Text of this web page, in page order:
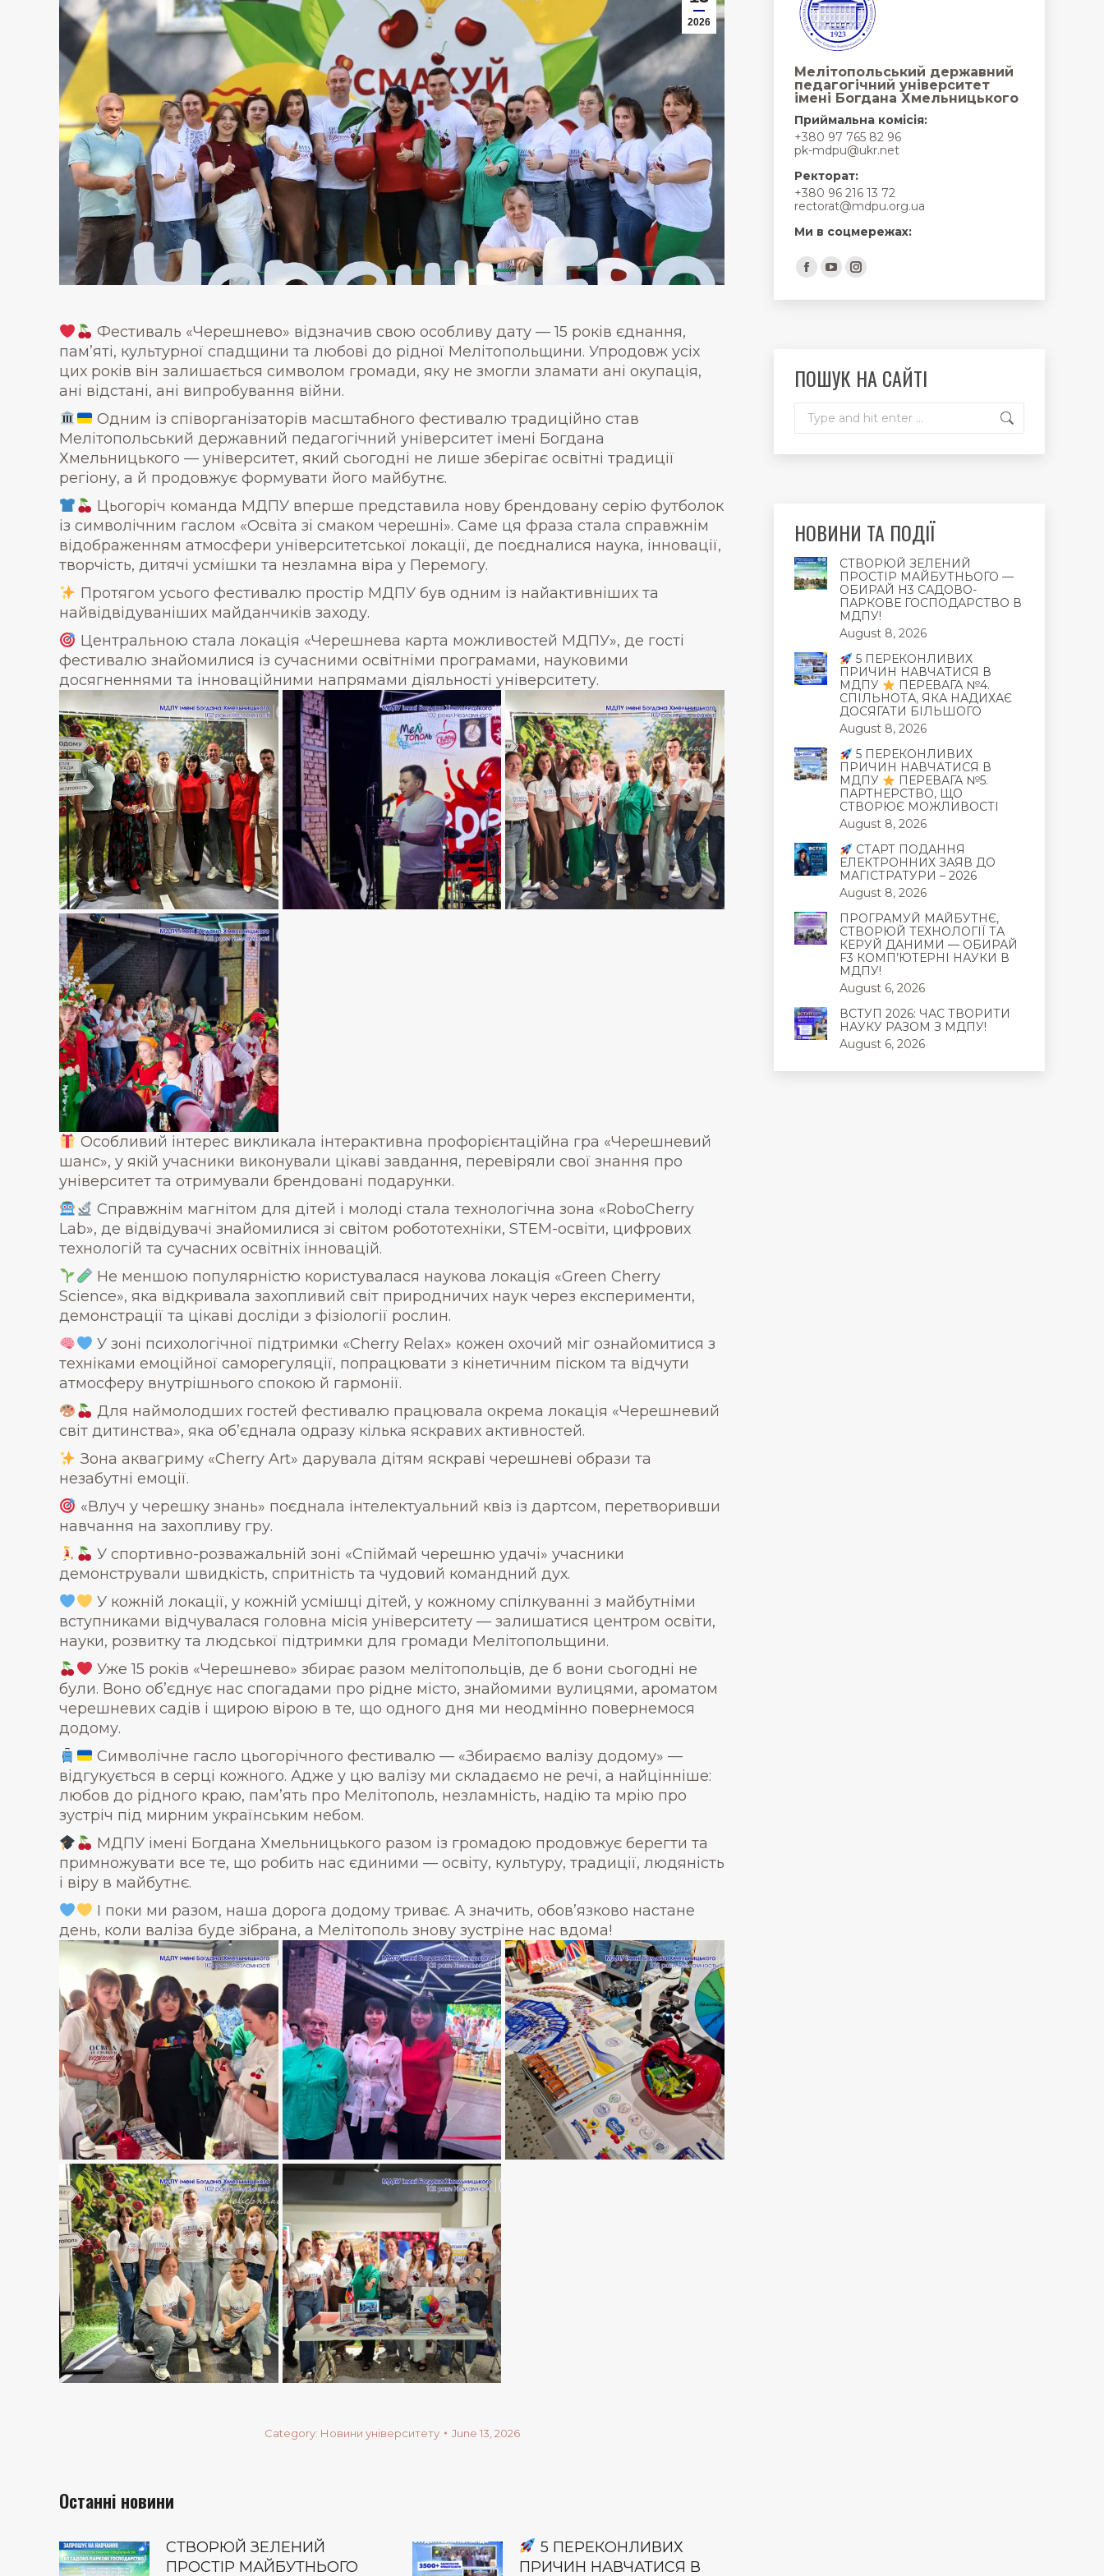
2026
Фестиваль «Черешнево» відзначив свою особливу дату — 15 років єднання,
пам’яті, культурної спадщини та любові до рідної Мелітопольщини. Упродовж усіх
цих років він залишається символом громади, яку не змогли зламати ані окупація,
ані відстані, ані випробування війни.
Одним із співорганізаторів масштабного фестивалю традиційно став
Мелітопольський державний педагогічний університет імені Богдана
Хмельницького — університет, який сьогодні не лише зберігає освітні традиції
регіону, а й продовжує формувати його майбутнє.
Цьогоріч команда МДПУ вперше представила нову брендовану серію футболок
із символічним гаслом «Освіта зі смаком черешні». Саме ця фраза стала справжнім
відображенням атмосфери університетської локації, де поєдналися наука, інновації,
творчість, дитячі усмішки та незламна віра у Перемогу.
Протягом усього фестивалю простір МДПУ був одним із найактивніших та
найвідвідуваніших майданчиків заходу.
Центральною стала локація «Черешнева карта можливостей МДПУ», де гості
фестивалю знайомилися із сучасними освітніми програмами, науковими
досягненнями та інноваційними напрямами діяльності університету.
Особливий інтерес викликала інтерактивна профорієнтаційна гра «Черешневий
шанс», у якій учасники виконували цікаві завдання, перевіряли свої знання про
університет та отримували брендовані подарунки.
Справжнім магнітом для дітей і молоді стала технологічна зона «RoboCherry
Lab», де відвідувачі знайомилися зі світом робототехніки, STEM-освіти, цифрових
технологій та сучасних освітніх інновацій.
Не меншою популярністю користувалася наукова локація «Green Cherry
Science», яка відкривала захопливий світ природничих наук через експерименти,
демонстрації та цікаві досліди з фізіології рослин.
У зоні психологічної підтримки «Cherry Relax» кожен охочий міг ознайомитися з
техніками емоційної саморегуляції, попрацювати з кінетичним піском та відчути
атмосферу внутрішнього спокою й гармонії.
Для наймолодших гостей фестивалю працювала окрема локація «Черешневий
світ дитинства», яка об’єднала одразу кілька яскравих активностей.
Зона аквагриму «Cherry Art» дарувала дітям яскраві черешневі образи та
незабутні емоції.
«Влуч у черешку знань» поєднала інтелектуальний квіз із дартсом, перетворивши
навчання на захопливу гру.
У спортивно-розважальній зоні «Спіймай черешню удачі» учасники
демонстрували швидкість, спритність та чудовий командний дух.
У кожній локації, у кожній усмішці дітей, у кожному спілкуванні з майбутніми
вступниками відчувалася головна місія університету — залишатися центром освіти,
науки, розвитку та людської підтримки для громади Мелітопольщини.
Уже 15 років «Черешнево» збирає разом мелітопольців, де б вони сьогодні не
були. Воно об’єднує нас спогадами про рідне місто, знайомими вулицями, ароматом
черешневих садів і щирою вірою в те, що одного дня ми неодмінно повернемося
додому.
Символічне гасло цьогорічного фестивалю — «Збираємо валізу додому» —
відгукується в серці кожного. Адже у цю валізу ми складаємо не речі, а найцінніше:
любов до рідного краю, пам’ять про Мелітополь, незламність, надію та мрію про
зустріч під мирним українським небом.
МДПУ імені Богдана Хмельницького разом із громадою продовжує берегти та
примножувати все те, що робить нас єдиними — освіту, культуру, традиції, людяність
і віру в майбутнє.
І поки ми разом, наша дорога додому триває. А значить, обов’язково настане
день, коли валіза буде зібрана, а Мелітополь знову зустріне нас вдома!
Category: Новини університету June 13, 2026
Останні новини
СТВОРЮЙ ЗЕЛЕНИЙ
ПРОСТІР МАЙБУТНЬОГО
5 ПЕРЕКОНЛИВИХ
ПРИЧИН НАВЧАТИСЯ В
Мелітопольський державний
педагогічний університет
імені Богдана Хмельницького
Приймальна комісія:
+380 97 765 82 96
pk-mdpu@ukr.net
Ректорат:
+380 96 216 13 72
rectorat@mdpu.org.ua
Ми в соцмережах:
Find us on:
Facebook
page
window
YouTube
page
window
Instagram
page
window
ПОШУК НА САЙТІ
НОВИНИ ТА ПОДІЇ
СТВОРЮЙ ЗЕЛЕНИЙ
ПРОСТІР МАЙБУТНЬОГО —
ОБИРАЙ Н3 САДОВО-
ПАРКОВЕ ГОСПОДАРСТВО В
МДПУ!
August 8, 2026
5 ПЕРЕКОНЛИВИХ
ПРИЧИН НАВЧАТИСЯ В
МДПУ
ПЕРЕВАГА №4.
СПІЛЬНОТА, ЯКА НАДИХАЄ
ДОСЯГАТИ БІЛЬШОГО
August 8, 2026
5 ПЕРЕКОНЛИВИХ
ПРИЧИН НАВЧАТИСЯ В
МДПУ
ПЕРЕВАГА №5.
ПАРТНЕРСТВО, ЩО
СТВОРЮЄ МОЖЛИВОСТІ
August 8, 2026
СТАРТ ПОДАННЯ
ЕЛЕКТРОННИХ ЗАЯВ ДО
МАГІСТРАТУРИ – 2026
August 8, 2026
ПРОГРАМУЙ МАЙБУТНЄ,
СТВОРЮЙ ТЕХНОЛОГІЇ ТА
КЕРУЙ ДАНИМИ — ОБИРАЙ
F3 КОМП’ЮТЕРНІ НАУКИ В
МДПУ!
August 6, 2026
ВСТУП 2026: ЧАС ТВОРИТИ
НАУКУ РАЗОМ З МДПУ!
August 6, 2026